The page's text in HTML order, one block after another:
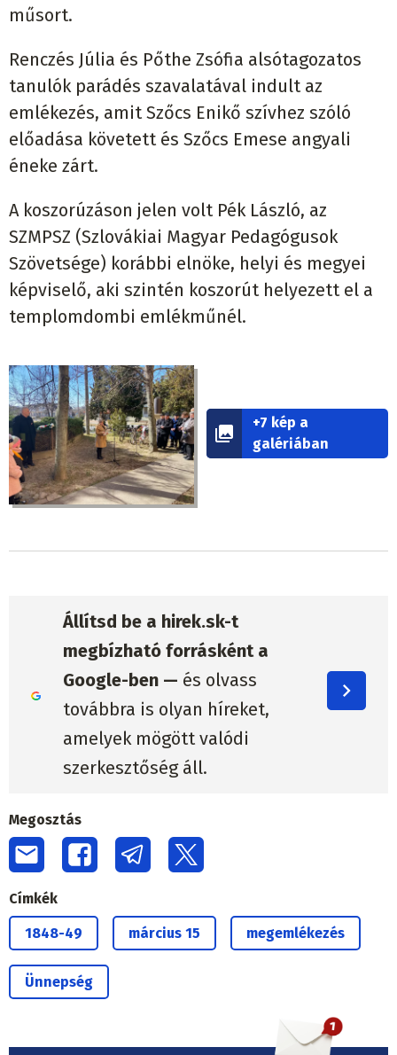
műsort.
Renczés Júlia és Pőthe Zsófia alsótagozatos
tanulók parádés szavalatával indult az
emlékezés, amit Szőcs Enikő szívhez szóló
előadása követett és Szőcs Emese angyali
éneke zárt.
A koszorúzáson jelen volt Pék László, az
SZMPSZ (Szlovákiai Magyar Pedagógusok
Szövetsége) korábbi elnöke, helyi és megyei
képviselő, aki szintén koszorút helyezett el a
templomdombi emlékműnél.
+7 kép a
galériában
Állítsd be a hirek.sk-t
megbízható forrásként a
Google-ben — és olvass
továbbra is olyan híreket,
amelyek mögött valódi
szerkesztőség áll.
Megosztás
Címkék
1848-49 március 15 megemlékezés
Ünnepség